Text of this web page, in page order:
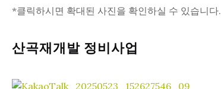
*클릭하시면 확대된 사진을 확인하실 수 있습니다.
산곡재개발 정비사업